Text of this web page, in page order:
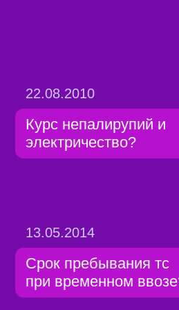
22.08.2010
Курс непалирупий и
электричество?
13.05.2014
Срок пребывания тс
при временном